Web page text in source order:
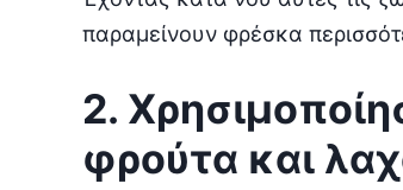
παραμείνουν φρέσκα
2.
φρούτα και